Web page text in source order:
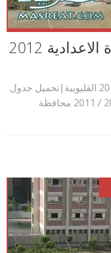
جدول امتحانات الشهادة الاعدادية 2012
جدول امتحانات الشهادة الاعدادية 2012 القليوبية|تحميل جدول
امتحانات الصف الثالث الاعدادي 2011 / 2011 محافظة